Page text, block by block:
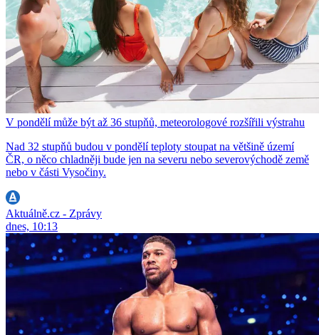
V pondělí může být až 36 stupňů, meteorologové rozšířili výstrahu
Nad 32 stupňů budou v pondělí teploty stoupat na většině území
ČR, o něco chladněji bude jen na severu nebo severovýchodě země
nebo v části Vysočiny.
Aktuálně.cz - Zprávy
dnes, 10:13